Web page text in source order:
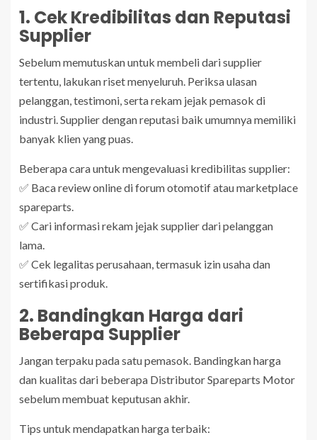
1. Cek Kredibilitas dan Reputasi
Supplier
Sebelum memutuskan untuk membeli dari supplier
tertentu, lakukan riset menyeluruh. Periksa ulasan
pelanggan, testimoni, serta rekam jejak pemasok di
industri. Supplier dengan reputasi baik umumnya memiliki
banyak klien yang puas.
Beberapa cara untuk mengevaluasi kredibilitas supplier:
✅ Baca review online di forum otomotif atau marketplace
spareparts.
✅ Cari informasi rekam jejak supplier dari pelanggan
lama.
✅ Cek legalitas perusahaan, termasuk izin usaha dan
sertifikasi produk.
2. Bandingkan Harga dari
Beberapa Supplier
Jangan terpaku pada satu pemasok. Bandingkan harga
dan kualitas dari beberapa Distributor Spareparts Motor
sebelum membuat keputusan akhir.
Tips untuk mendapatkan harga terbaik: